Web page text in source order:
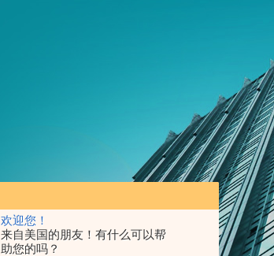
欢迎您！
来自美国的朋友！有什么可以帮
助您的吗？